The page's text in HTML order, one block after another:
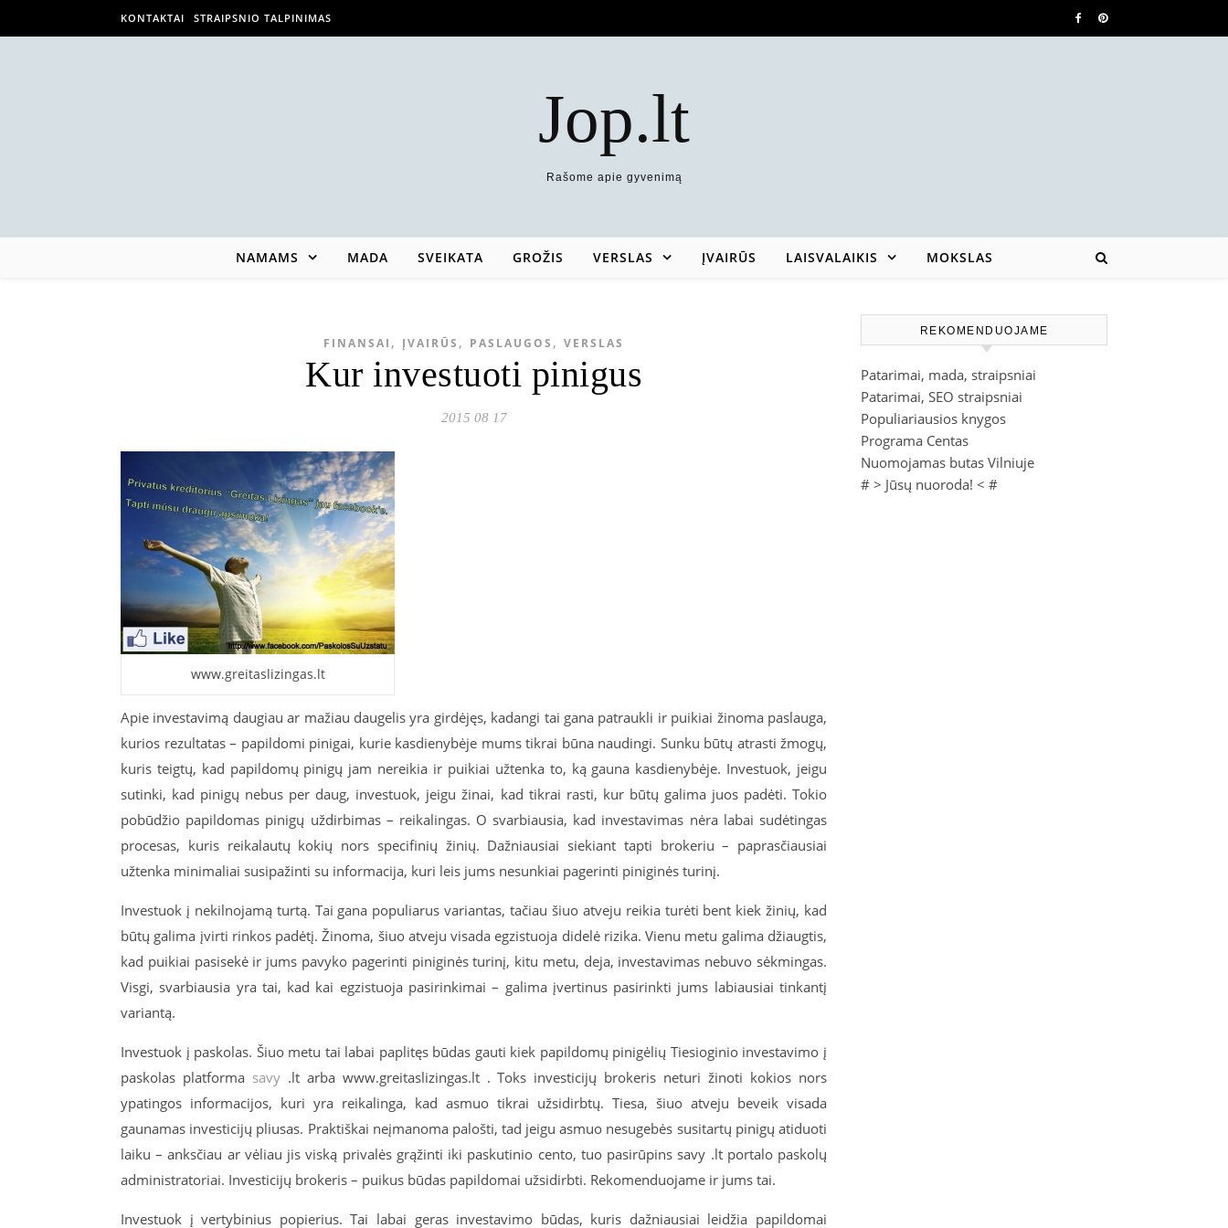
KONTAKTAI STRAIPSNIO TALPINIMAS
Jop.lt
Rašome apie gyvenimą
NAMAMS MADA SVEIKATA GROŽIS VERSLAS ĮVAIRŪS LAISVALAIKIS MOKSLAS
FINANSAI , ĮVAIRŪS , PASLAUGOS , VERSLAS
Kur investuoti pinigus
2015 08 17
www.greitaslizingas.lt
Apie investavimą daugiau ar mažiau daugelis yra girdėjęs, kadangi tai gana patraukli ir puikiai žinoma paslauga,
kurios rezultatas – papildomi pinigai, kurie kasdienybėje mums tikrai būna naudingi. Sunku būtų atrasti žmogų,
kuris teigtų, kad papildomų pinigų jam nereikia ir puikiai užtenka to, ką gauna kasdienybėje. Investuok, jeigu
sutinki, kad pinigų nebus per daug, investuok, jeigu žinai, kad tikrai rasti, kur būtų galima juos padėti. Tokio
pobūdžio papildomas pinigų uždirbimas – reikalingas. O svarbiausia, kad investavimas nėra labai sudėtingas
procesas, kuris reikalautų kokių nors specifinių žinių. Dažniausiai siekiant tapti brokeriu – paprasčiausiai
užtenka minimaliai susipažinti su informacija, kuri leis jums nesunkiai pagerinti piniginės turinį.
Investuok į nekilnojamą turtą. Tai gana populiarus variantas, tačiau šiuo atveju reikia turėti bent kiek žinių, kad
būtų galima įvirti rinkos padėtį. Žinoma, šiuo atveju visada egzistuoja didelė rizika. Vienu metu galima džiaugtis,
kad puikiai pasisekė ir jums pavyko pagerinti piniginės turinį, kitu metu, deja, investavimas nebuvo sėkmingas.
Visgi, svarbiausia yra tai, kad kai egzistuoja pasirinkimai – galima įvertinus pasirinkti jums labiausiai tinkantį
variantą.
Investuok į paskolas. Šiuo metu tai labai paplitęs būdas gauti kiek papildomų pinigėlių Tiesioginio investavimo į
paskolas platforma savy.lt arba www.greitaslizingas.lt . Toks investicijų brokeris neturi žinoti kokios nors
ypatingos informacijos, kuri yra reikalinga, kad asmuo tikrai užsidirbtų. Tiesa, šiuo atveju beveik visada
gaunamas investicijų pliusas. Praktiškai neįmanoma palošti, tad jeigu asmuo nesugebės susitartų pinigų atiduoti
laiku – anksčiau ar vėliau jis viską privalės grąžinti iki paskutinio cento, tuo pasirūpins savy .lt portalo paskolų
administratoriai. Investicijų brokeris – puikus būdas papildomai užsidirbti. Rekomenduojame ir jums tai.
Investuok į vertybinius popierius. Tai labai geras investavimo būdas, kuris dažniausiai leidžia papildomai
REKOMENDUOJAME
Patarimai, mada, straipsniai
Patarimai, SEO straipsniai
Populiariausios knygos
Programa Centas
Nuomojamas butas Vilniuje
# > Jūsų nuoroda! < #